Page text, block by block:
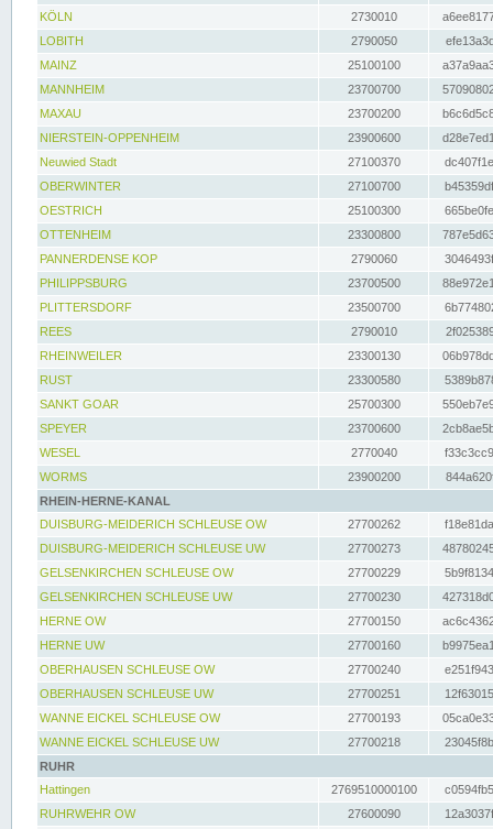
KÖLN
2730010
LOBITH
2790050
MAINZ
25100100
MANNHEIM
23700700
MAXAU
23700200
NIERSTEIN-OPPENHEIM
23900600
Neuwied Stadt
27100370
OBERWINTER
27100700
OESTRICH
25100300
OTTENHEIM
23300800
PANNERDENSE KOP
2790060
PHILIPPSBURG
23700500
PLITTERSDORF
23500700
REES
2790010
RHEINWEILER
23300130
RUST
23300580
SANKT GOAR
25700300
SPEYER
23700600
WESEL
2770040
WORMS
23900200
RHEIN-HERNE-KANAL
DUISBURG-MEIDERICH SCHLEUSE OW
27700262
DUISBURG-MEIDERICH SCHLEUSE UW
27700273
GELSENKIRCHEN SCHLEUSE OW
27700229
GELSENKIRCHEN SCHLEUSE UW
27700230
HERNE OW
27700150
HERNE UW
27700160
OBERHAUSEN SCHLEUSE OW
27700240
OBERHAUSEN SCHLEUSE UW
27700251
WANNE EICKEL SCHLEUSE OW
27700193
WANNE EICKEL SCHLEUSE UW
27700218
RUHR
Hattingen
2769510000100
RUHRWEHR OW
27600090